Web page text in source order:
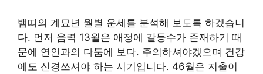
뱀띠의 계묘년 월별 운세를 분석해 보도록 하겠습니
다. 먼저 음력 13월은 애정에 갈등수가 존재하기 때
문에 연인과의 다툼에 보다. 주의하셔야겠으며 건강
에도 신경쓰셔야 하는 시기입니다. 46월은 지출이